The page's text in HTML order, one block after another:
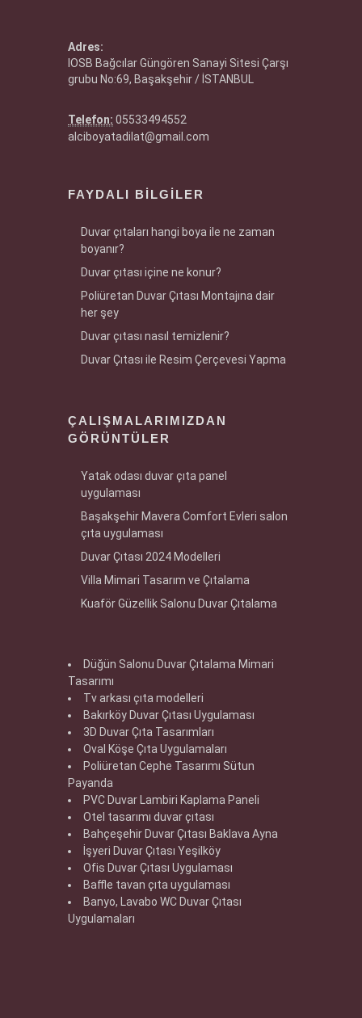
Adres:
IOSB Bağcılar Güngören Sanayi Sitesi Çarşı
grubu No:69, Başakşehir / İSTANBUL
Telefon: 05533494552
alciboyatadilat@gmail.com
FAYDALI BILGILER
Duvar çıtaları hangi boya ile ne zaman
boyanır?
Duvar çıtası içine ne konur?
Poliüretan Duvar Çıtası Montajına dair
her şey
Duvar çıtası nasıl temizlenir?
Duvar Çıtası ile Resim Çerçevesi Yapma
ÇALIŞMALARIMIZDAN
GÖRÜNTÜLER
Yatak odası duvar çıta panel
uygulaması
Başakşehir Mavera Comfort Evleri salon
çıta uygulaması
Duvar Çıtası 2024 Modelleri
Villa Mimari Tasarım ve Çıtalama
Kuaför Güzellik Salonu Duvar Çıtalama
Düğün Salonu Duvar Çıtalama Mimari
Tasarımı
Tv arkası çıta modelleri
Bakırköy Duvar Çıtası Uygulaması
3D Duvar Çıta Tasarımları
Oval Köşe Çıta Uygulamaları
Poliüretan Cephe Tasarımı Sütun
Payanda
PVC Duvar Lambiri Kaplama Paneli
Otel tasarımı duvar çıtası
Bahçeşehir Duvar Çıtası Baklava Ayna
İşyeri Duvar Çıtası Yeşilköy
Ofis Duvar Çıtası Uygulaması
Baffle tavan çıta uygulaması
Banyo, Lavabo WC Duvar Çıtası
Uygulamaları